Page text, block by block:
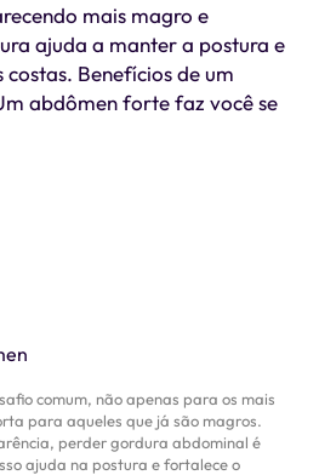
mais magro e
ajuda a manter a postura e
Benefícios de um
abdômen forte faz você se
comum, não apenas para os mais
para aqueles que já são magros.
perder gordura abdominal é
ajuda na postura e fortalece o